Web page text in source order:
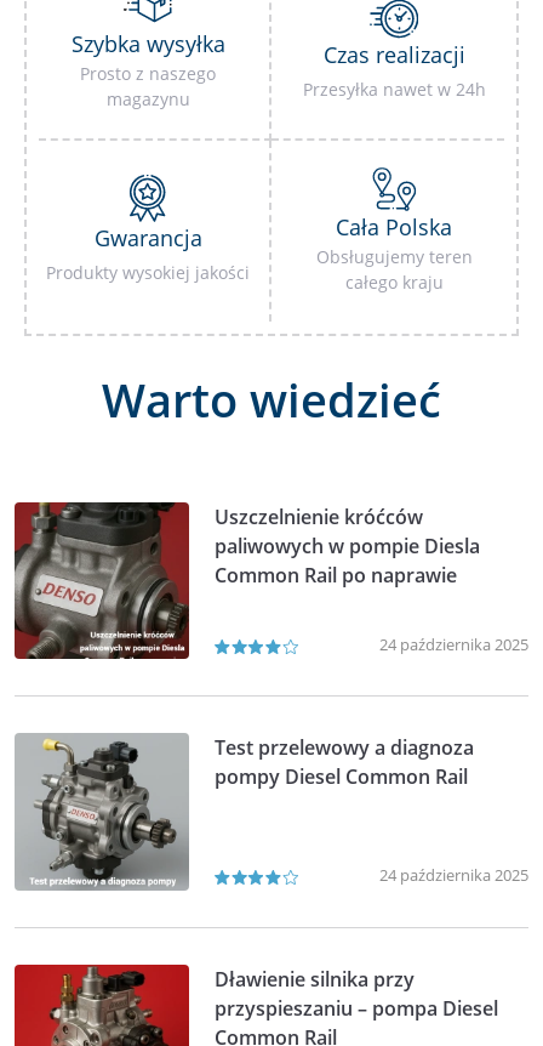
Szybka wysyłka
Prosto z naszego
magazynu
Czas realizacji
Przesyłka nawet w 24h
Gwarancja
Produkty wysokiej jakości
Cała Polska
Obsługujemy teren
całego kraju
Warto wiedzieć
Uszczelnienie króćców
paliwowych w pompie Diesla
Common Rail po naprawie
24 października 2025
Test przelewowy a diagnoza
pompy Diesel Common Rail
24 października 2025
Dławienie silnika przy
przyspieszaniu – pompa Diesel
Common Rail